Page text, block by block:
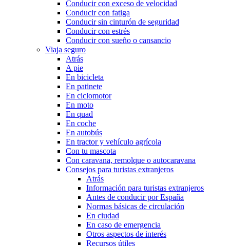
Conducir con exceso de velocidad
Conducir con fatiga
Conducir sin cinturón de seguridad
Conducir con estrés
Conducir con sueño o cansancio
Viaja seguro
Atrás
A pie
En bicicleta
En patinete
En ciclomotor
En moto
En quad
En coche
En autobús
En tractor y vehículo agrícola
Con tu mascota
Con caravana, remolque o autocaravana
Consejos para turistas extranjeros
Atrás
Información para turistas extranjeros
Antes de conducir por España
Normas básicas de circulación
En ciudad
En caso de emergencia
Otros aspectos de interés
Recursos útiles